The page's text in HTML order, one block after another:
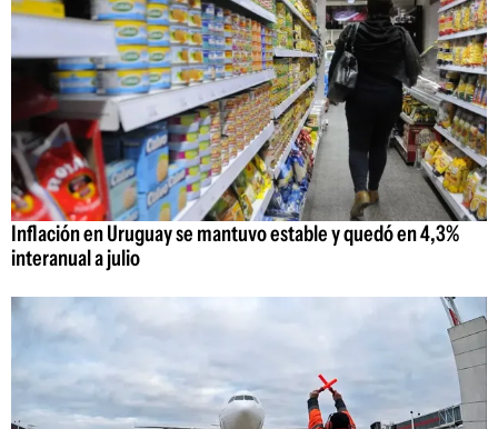
Inflación en Uruguay se mantuvo estable y quedó en 4,3%
interanual a julio